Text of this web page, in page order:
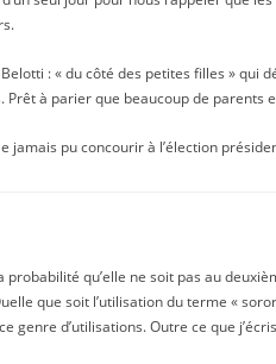
: « du côté des petites filles » qui
à parier que beaucoup de parents
jamais pu concourir à l’élection
probabilité qu’elle ne soit pas au
que soit l’utilisation du terme «
genre d’utilisations. Outre ce que